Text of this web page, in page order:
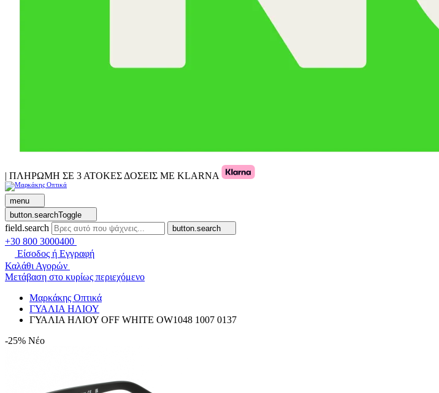
| ΠΛΗΡΩΜΗ ΣΕ 3 ΑΤΟΚΕΣ ΔΟΣΕΙΣ ΜΕ KLARNA
menu
button.searchToggle
field.search button.search
+30 800 3000400
Είσοδος ή Εγγραφή
Καλάθι Αγορών
Μετάβαση στο κυρίως περιεχόμενο
Μαρκάκης Οπτικά
ΓΥΑΛΙΑ ΗΛΙΟΥ
ΓΥΑΛΙΑ ΗΛΙΟΥ OFF WHITE OW1048 1007 0137
-25% Νέο